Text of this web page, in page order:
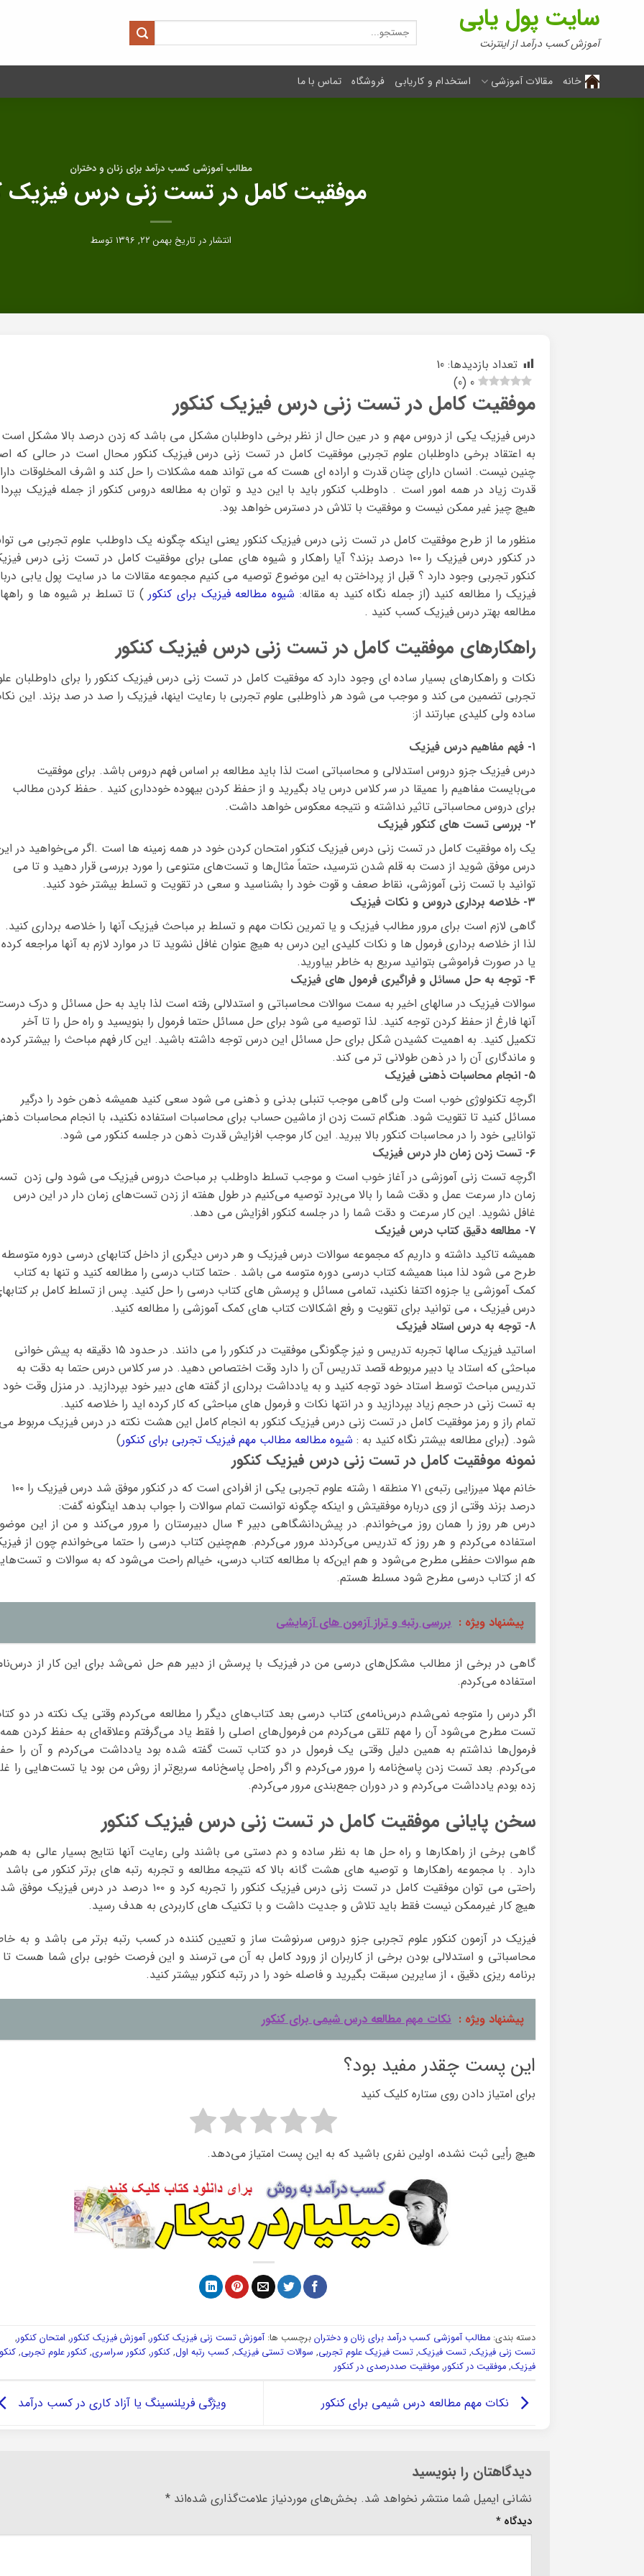
سایت پول یابی
آموزش کسب درآمد از اینترنت
جستجو
برای:
خانه مقالات آموزشی استخدام و کاریابی فروشگاه تماس با ما
مطالب آموزشی کسب درآمد برای زنان و دختران
موفقیت کامل در تست زنی درس فیزیک
انتشار در تاریخ بهمن ۲۲, ۱۳۹۶ توسط
تعداد بازدیدها: 10
0
(
0
)
موفقیت کامل در تست زنی درس فیزیک کنکور
درس فیزیک یکی از دروس مهم و در عین حال از نظر برخی داوطلبان مشکل می باشد که زدن درصد بالا مشکل
به اعتقاد برخی داوطلبان علوم تجربی موفقیت کامل در تست زنی درس فیزیک کنکور محال است در حالی که
چنین نیست. انسان دارای چنان قدرت و اراده ای هست که می تواند همه مشکلات را حل کند و اشرف المخلوقات
قدرت زیاد در همه امور است . داوطلب کنکور باید با این دید و توان به مطالعه دروس کنکور از جمله فیزیک
هیچ چیز غیر ممکن نیست و موفقیت با تلاش در دسترس خواهد بود.
منظور ما از طرح موفقیت کامل در تست زنی درس فیزیک کنکور یعنی اینکه چگونه یک داوطلب علوم تجربی می
در کنکور درس فیزیک را ۱۰۰ درصد بزند؟ آیا راهکار و شیوه های عملی برای موفقیت کامل در تست زنی درس
کنکور تجربی وجود دارد ؟ قبل از پرداختن به این موضوع توصیه می کنیم مجموعه مقالات ما در سایت پول یابی
فیزیک را مطالعه کنید (از جمله نگاه کنید به مقاله: شیوه مطالعه فیزیک برای کنکور) تا تسلط بر شیوه ها و
مطالعه بهتر درس فیزیک کسب کنید .
راهکارهای موفقیت کامل در تست زنی درس فیزیک کنکور
نکات و راهکارهای بسیار ساده ای وجود دارد که موفقیت کامل در تست زنی درس فیزیک کنکور را برای داوطلبان
تجربی تضمین می کند و موجب می شود هر ذاوطلبی علوم تجربی با رعایت اینها، فیزیک را صد در صد بزند. این
ساده ولی کلیدی عبارتند از:
۱- فهم مفاهیم درس فیزیک
درس فیزیک جزو دروس استدلالی و محاسباتی است لذا باید مطالعه بر اساس فهم دروس باشد. برای موفقیت
می‌بایست مفاهیم را عمیقا در سر کلاس درس یاد بگیرید و از حفظ کردن بیهوده خودداری کنید . حفظ کردن مطالب
برای دروس محاسباتی تاثیر نداشته و نتیجه معکوس خواهد داشت.
۲- بررسی تست های کنکور فیزیک
یک راه موفقیت کامل در تست زنی درس فیزیک کنکور امتحان کردن خود در همه زمینه ها است .اگر می‌خواهید در
درس موفق شوید از دست به قلم شدن نترسید، حتماً مثال‌ها و تست‌های متنوعی را مورد بررسی قرار دهید و تا می
توانید با تست زنی آموزشی، نقاط صعف و قوت خود را بشناسید و سعی در تقویت و تسلط بیشتر خود کنید.
۳- خلاصه برداری دروس و نکات فیزیک
گاهی لازم است برای مرور مطالب فیزیک و یا تمرین نکات مهم و تسلط بر مباحث فیزیک آنها را خلاصه برداری کنید.
لذا از خلاصه برداری فرمول ها و نکات کلیدی این درس به هیچ عنوان غافل نشوید تا در موارد لازم به آنها مراجعه
یا در صورت فراموشی بتوانید سریع به خاطر بیاورید.
۴- توجه به حل مسائل و فراگیری فرمول های فیزیک
سوالات فیزیک در سالهای اخیر به سمت سوالات محاسباتی و استدلالی رفته است لذا باید به حل مسائل و درک
آنها فارغ از حفظ کردن توجه کنید. لذا توصیه می شود برای حل مسائل حتما فرمول را بنویسید و راه حل را تا آخر
تکمیل کنید. به اهمیت کشیدن شکل برای حل مسائل این درس توجه داشته باشید. این کار فهم مباحث را بیشتر کرده
و ماندگاری آن را در ذهن طولانی تر می کند.
۵- انجام محاسبات ذهنی فیزیک
اگرچه تکنولوژی خوب است ولی گاهی موجب تنبلی بدنی و ذهنی می شود سعی کنید همیشه ذهن خود را درگیر
مسائل کنید تا تقویت شود. هنگام تست زدن از ماشین حساب برای محاسبات استفاده نکنید، با انجام محاسبات
توانایی خود را در محاسبات کنکور بالا ببرید. این کار موجب افزایش قدرت ذهن در جلسه کنکور می شود.
۶- تست زدن زمان دار درس فیزیک
اگرچه تست زنی آموزشی در آغاز خوب است و موجب تسلط داوطلب بر مباحث دروس فیزیک می شود ولی زدن
زمان دار سرعت عمل و دقت شما را بالا می‌برد توصیه می‌کنیم در طول هفته از زدن تست‌های زمان دار در این درس
غافل نشوید. این کار سرعت و دقت شما را در جلسه کنکور افزایش می دهد.
۷- مطالعه دقیق کتاب درس فیزیک
همیشه تاکید داشته و داریم که مجموعه سوالات درس فیزیک و هر درس دیگری از داخل کتابهای درسی دوره متوسطه
طرح می شود لذا مبنا همیشه کتاب درسی دوره متوسه می باشد . حتما کتاب درسی را مطالعه کنید و تنها به کتاب
کمک آموزشی یا جزوه اکتفا نکنید، تمامی مسائل و پرسش های کتاب درسی را حل کنید. پس از تسلط کامل بر
درس فیزیک ، می توانید برای تقویت و رفع اشکالات کتاب های کمک آموزشی را مطالعه کنید.
۸- توجه به درس استاد فیزیک
اساتید فیزیک سالها تجربه تدریس و نیز چگونگی موفقیت در کنکور را می دانند. در حدود ۱۵ دقیقه به پیش خوانی
مباحثی که استاد یا دبیر مربوطه قصد تدریس آن را دارد وقت اختصاص دهید. در سر کلاس درس حتما به دقت به
تدریس مباحث توسط استاد خود توجه کنید و به یادداشت برداری از گفته های دبیر خود بپردازید. در منزل وقت خود
به تست زنی در حجم زیاد بپردازید و در انتها نکات و فرمول های مباحثی که کار کرده اید را خلاصه کنید.
تمام راز و رمز موفقیت کامل در تست زنی درس فیزیک کنکور به انجام کامل این هشت نکته در درس فیزیک مربوط
شود. (برای مطالعه بیشتر نگاه کنید به : شیوه مطالعه مطالب مهم فیزیک تجربی برای کنکور)
نمونه موفقیت کامل در تست زنی درس فیزیک کنکور
خانم مهلا میرزایی رتبه‌ی ۷۱ منطقه‌ ۱ رشته‌ علوم تجربی یکی از افرادی است که در کنکور موفق شد درس فیزیک را ۱۰۰
درصد بزند وقتی از وی درباره موفقیتش و اینکه چگونه توانست تمام سوالات را جواب بدهد اینگونه گفت:
درس هر روز را همان روز می‌خواندم. در پیش‌دانشگاهی دبیر ۴ سال دبیرستان را مرور می‌کند و من از این
استفاده می‌کردم و هر روز که تدریس می‌کردند مرور می‌کردم. هم‌چنین کتاب درسی را حتما می‌خواندم چون از
هم سوالات حفظی مطرح می‌شود و هم این‌که با مطالعه‌ کتاب درسی، خیالم راحت می‌شود که به سوالات و
که از کتاب درسی مطرح شود مسلط هستم.
پیشنهاد ویژه : بررسی رتبه و تراز آزمون های آزمایشی
گاهی در برخی از مطالب مشکل‌های درسی من در فیزیک با پرسش از دبیر هم حل نمی‌شد برای این کار از
استفاده می‌کردم.
اگر درس را متوجه نمی‌شدم درس‌نامه‌ی کتاب درسی بعد کتاب‌های دیگر را مطالعه می‌کردم وقتی یک نکته در دو
تست مطرح می‌شود آن را مهم تلقی می‌کردم من فرمول‌های اصلی را فقط یاد می‌گرفتم وعلاقه‌ای به حفظ کردن
فرمول‌ها نداشتم به همین دلیل وقتی یک فرمول در دو کتاب تست گفته شده بود یادداشت می‌کردم و آن را
می‌کردم. بعد تست زدن پاسخ‌نامه را مرور می‌کردم و اگر راه‌حل پاسخ‌نامه سریع‌تر از روش من بود یا تست‌هایی را
زده بودم یادداشت می‌کردم و در دوران جمع‌بندی مرور می‌کردم.
سخن پایانی موفقیت کامل در تست زنی درس فیزیک کنکور
گاهی برخی از راهکارها و راه حل ها به نظر ساده و دم دستی می باشند ولی رعایت آنها نتایج بسیار عالی به
دارد . با مجموعه راهکارها و توصیه های هشت گانه بالا که نتیجه مطالعه و تجربه رتبه های برتر کنکور می باشد
راحتی می توان موفقیت کامل در تست زنی درس فیزیک کنکور را تجربه کرد و ۱۰۰ درصد در درس فیزیک
هیچ کار غیرممکن نیست فقط باید تلاش و جدیت داشت و با تکنیک های کاربردی به هدف رسید.
فیزیک در آزمون کنکور علوم تجربی جزو دروس سرنوشت ساز و تعیین کننده در کسب رتبه برتر می باشد و به
محاسباتی و استدلالی بودن برخی از کاربران از ورود کامل به آن می ترسند و این فرصت خوبی برای شما هست تا
برنامه ریزی دقیق ، از سایرین سبقت بگیرید و فاصله خود را در رتبه کنکور بیشتر کنید.
پیشنهاد ویژه : نکات مهم مطالعه درس شیمی برای کنکور
این پست چقدر مفید بود؟
برای امتیاز دادن روی ستاره کلیک کنید
هیچ رأیی ثبت نشده، اولین نفری باشید که به این پست امتیاز می‌دهد.
دسته بندی: مطالب آموزشی کسب درآمد برای زنان و دخترانبرچسب ها:آموزش تست زنی فیزیک کنکور,آموزش فیزیک کنکور, امتحان کنکور,
تست زنی فیزیک, تست فیزیک, تست فیزیک علوم تجربی, سوالات تستی فیزیک, کسب رتبه اول, کنکور, کنکور سراسری, کنکور علوم تجربی,
فیزیک, موفقیت در کنکور, موفقیت صددرصدی در کنکور
نکات مهم مطالعه درس شیمی برای کنکور ویژگی فریلنسینگ یا آزاد کاری در کسب درآمد
دیدگاهتان را بنویسید
نشانی ایمیل شما منتشر نخواهد شد. بخش‌های موردنیاز علامت‌گذاری شده‌اند *
دیدگاه *
Alternative: